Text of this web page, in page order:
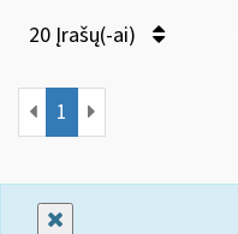
20 Įrašų(-ai)
1